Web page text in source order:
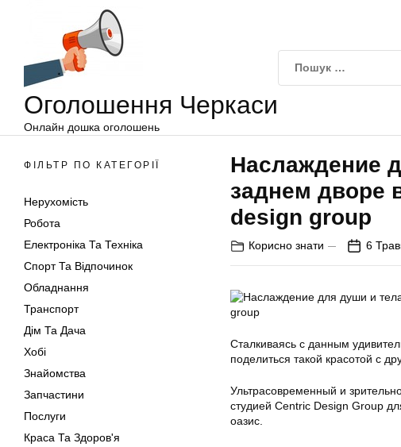
Оголошення Черкаси
Онлайн дошка оголошень
ФІЛЬТР ПО КАТЕГОРІЇ
Нерухомість
Робота
Електроніка Та Техніка
Спорт Та Відпочинок
Обладнання
Транспорт
Дім Та Дача
Хобі
Знайомства
Запчастини
Послуги
Краса Та Здоров'я
Наслаждение
заднем дворе
design group
Корисно знати 6
Сталкиваясь с данным
поделиться такой красотой с
Ультрасовременный и
студией Centric Design Group
оазис.